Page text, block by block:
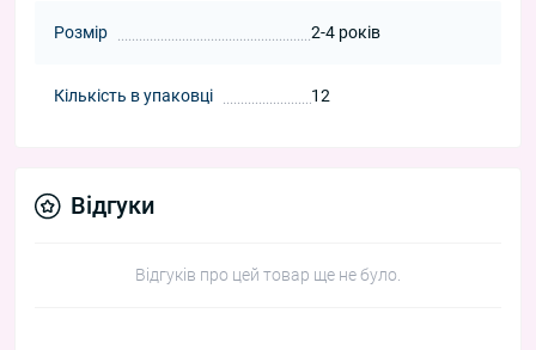
Розмір 2-4 років
Кількість в упаковці 12
Відгуки
Відгуків про цей товар ще не було.